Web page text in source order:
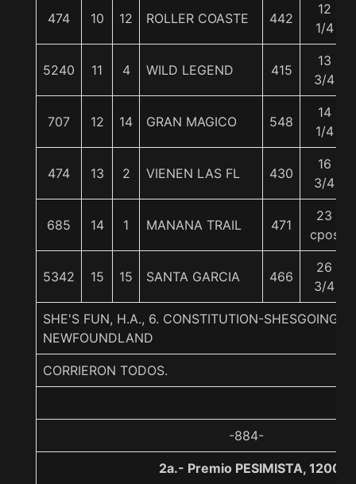
474 10 12 ROLLER COASTE 442
12
1/4
5240 11 4 WILD LEGEND 415
13
3/4
707 12 14 GRAN MAGICO 548
14
1/4
474 13 2 VIENEN LAS FL 430
16
3/4
685 14 1 MANANA TRAIL 471
23
cpos
5342 15 15 SANTA GARCIA 466
26
3/4
SHE'S FUN, H.A., 6. CONSTITUTION-SHESGOING
NEWFOUNDLAND
CORRIERON TODOS.
-884-
2a.- Premio PESIMISTA, 1200